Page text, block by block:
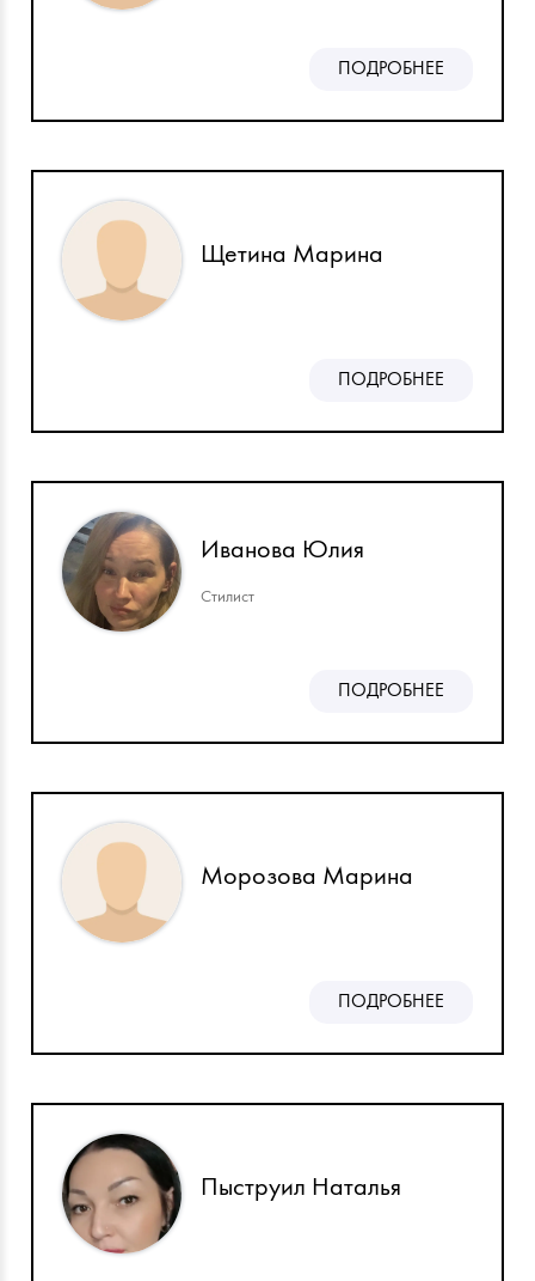
ПОДРОБНЕЕ
Щетина Марина
ПОДРОБНЕЕ
Иванова Юлия
Стилист
ПОДРОБНЕЕ
Морозова Марина
ПОДРОБНЕЕ
Пыструил Наталья